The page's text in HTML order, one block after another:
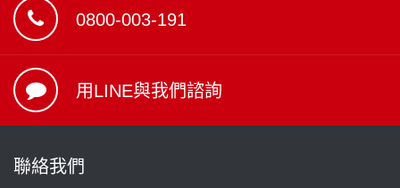
0800-003-191
用LINE與我們諮詢
聯絡我們